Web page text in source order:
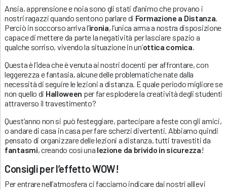
Ansia, apprensione e noia sono gli stati d’animo che provano i
nostri ragazzi quando sentono parlare di Formazione a Distanza
Perciò in soccorso arriva l’ironia, l’unica arma a nostra disposizione
capace di mettere da parte la negatività per lasciare spazio a
qualche sorriso, vivendo la situazione in un’ottica comica
Questa è l’idea che è venuta ai nostri docenti per affrontare, con
leggerezza e fantasia, alcune delle problematiche nate dalla
necessità di seguire le lezioni a distanza. E quale periodo migliore se
non quello di Halloween per far esplodere la creatività degli studenti
attraverso il travestimento?
Quest’anno non si può festeggiare, partecipare a feste con gli amici,
o andare di casa in casa per fare scherzi divertenti. Abbiamo quindi
pensato di organizzare delle lezioni a distanza, tutti travestiti da
fantasmi, creando così una lezione da brivido in sicurezza!
Consigli per l’effetto WOW!
Per entrare nell’atmosfera ci facciamo indicare dai nostri allievi